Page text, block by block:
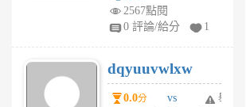
tu
6
個
月
2567點閱
0 評論/給分
1
dqyuuvwlxw
0.0分
vs
舉